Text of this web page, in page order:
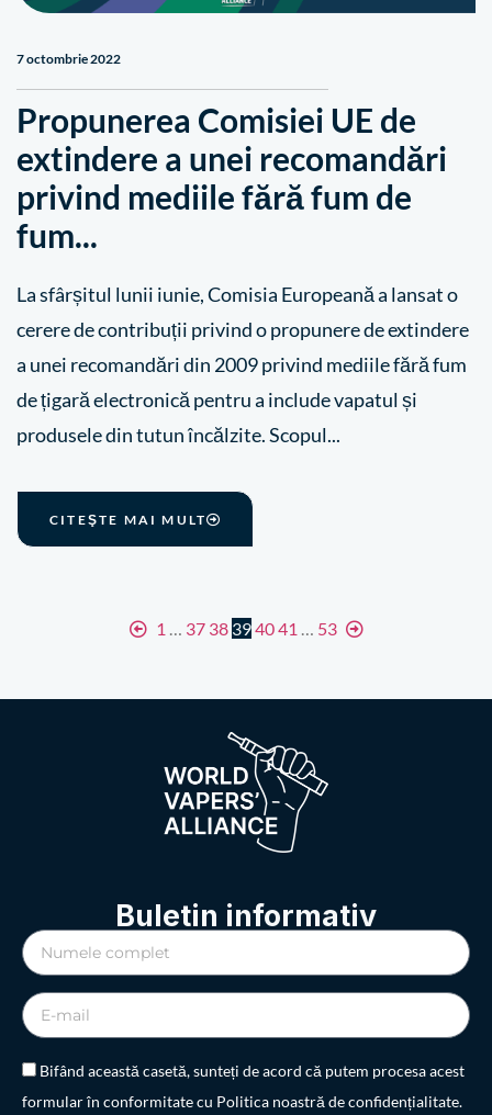
7 octombrie 2022
Propunerea Comisiei UE de
extindere a unei recomandări
privind mediile fără fum de
fum...
La sfârșitul lunii iunie, Comisia Europeană a lansat o
cerere de contribuții privind o propunere de extindere
a unei recomandări din 2009 privind mediile fără fum
de țigară electronică pentru a include vapatul și
produsele din tutun încălzite. Scopul...
CITEŞTE MAI MULT
1 … 37 38 394041 … 53
Buletin informativ
Bifând această casetă, sunteți de acord că putem procesa acest
formular în conformitate cu Politica noastră de confidențialitate.